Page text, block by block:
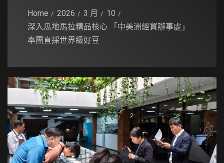
Home 2026 3 月
10
深入瓜地馬拉精品核心 「中美洲經貿辦事處」
率團直採世界級好豆